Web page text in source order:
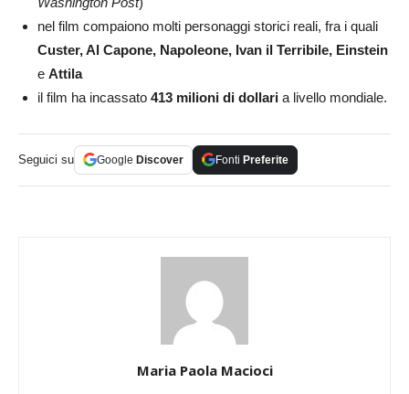
nel film compaiono molti personaggi storici reali, fra i quali
Custer, Al Capone, Napoleone, Ivan il Terribile, Einstein
e Attila
il film ha incassato 413 milioni di dollari a livello mondiale.
Seguici su Google Discover Fonti Preferite
Maria Paola Macioci